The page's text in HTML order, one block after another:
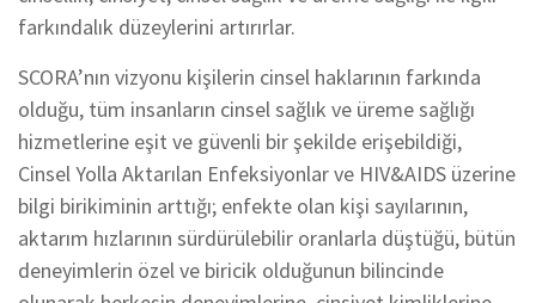
farkındalık düzeylerini artırırlar.
SCORA’nın vizyonu kişilerin cinsel haklarının farkında
olduğu, tüm insanların cinsel sağlık ve üreme sağlığı
hizmetlerine eşit ve güvenli bir şekilde erişebildiği,
Cinsel Yolla Aktarılan Enfeksiyonlar ve HIV&AIDS üzerine
bilgi birikiminin arttığı; enfekte olan kişi sayılarının,
aktarım hızlarının sürdürülebilir oranlarla düştüğü, bütün
deneyimlerin özel ve biricik olduğunun bilincinde